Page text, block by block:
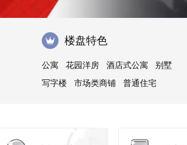
楼盘特色
公寓 花园洋房 酒店式公寓
别墅
写字楼
市场类商铺 普通住宅